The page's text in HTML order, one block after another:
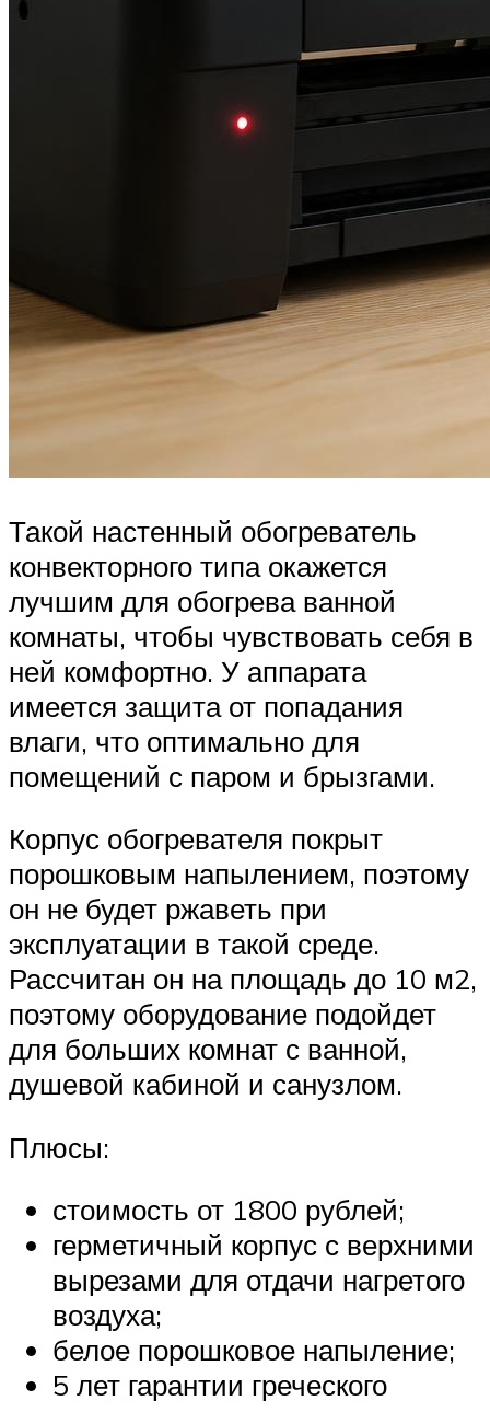
Такой настенный обогреватель
конвекторного типа окажется
лучшим для обогрева ванной
комнаты, чтобы чувствовать себя в
ней комфортно. У аппарата
имеется защита от попадания
влаги, что оптимально для
помещений с паром и брызгами.
Корпус обогревателя покрыт
порошковым напылением, поэтому
он не будет ржаветь при
эксплуатации в такой среде.
Рассчитан он на площадь до 10 м2,
поэтому оборудование подойдет
для больших комнат с ванной,
душевой кабиной и санузлом.
Плюсы:
стоимость от 1800 рублей;
герметичный корпус с верхними
вырезами для отдачи нагретого
воздуха;
белое порошковое напыление;
5 лет гарантии греческого